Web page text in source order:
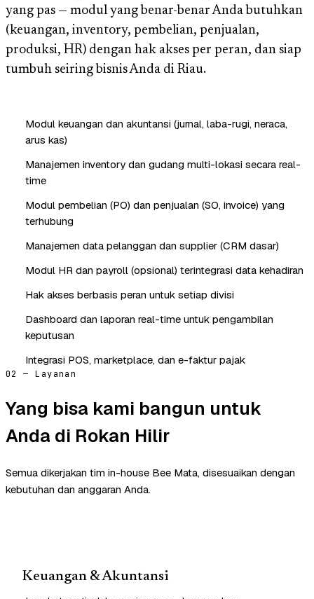
yang pas — modul yang benar-benar Anda butuhkan
(keuangan, inventory, pembelian, penjualan,
produksi, HR) dengan hak akses per peran, dan siap
tumbuh seiring bisnis Anda di Riau.
Modul keuangan dan akuntansi (jurnal, laba-rugi, neraca,
arus kas)
Manajemen inventory dan gudang multi-lokasi secara real-
time
Modul pembelian (PO) dan penjualan (SO, invoice) yang
terhubung
Manajemen data pelanggan dan supplier (CRM dasar)
Modul HR dan payroll (opsional) terintegrasi data kehadiran
Hak akses berbasis peran untuk setiap divisi
Dashboard dan laporan real-time untuk pengambilan
keputusan
Integrasi POS, marketplace, dan e-faktur pajak
02 — Layanan
Yang bisa kami bangun untuk
Anda di Rokan Hilir
Semua dikerjakan tim in-house Bee Mata, disesuaikan dengan
kebutuhan dan anggaran Anda.
Keuangan & Akuntansi